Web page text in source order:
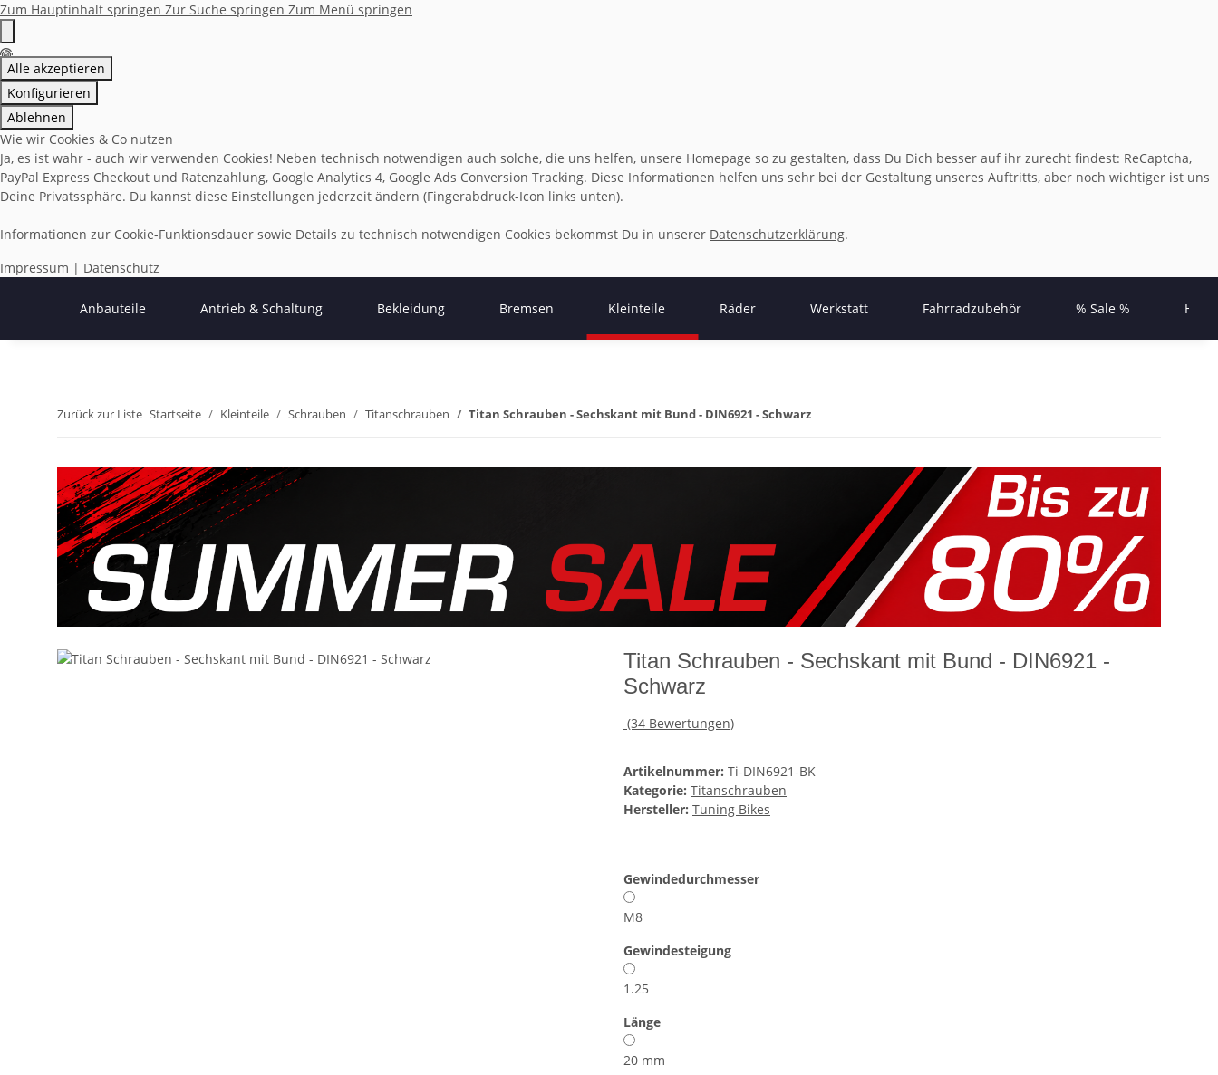
Zum Hauptinhalt springen Zur Suche springen Zum Menü springen
Alle akzeptieren
Konfigurieren
Ablehnen
Wie wir Cookies & Co nutzen
Ja, es ist wahr - auch wir verwenden Cookies! Neben technisch notwendigen auch solche, die uns helfen, unsere Homepage so zu gestalten, dass Du Dich besser auf ihr zurecht findest: ReCaptcha,
PayPal Express Checkout und Ratenzahlung, Google Analytics 4, Google Ads Conversion Tracking. Diese Informationen helfen uns sehr bei der Gestaltung unseres Auftritts, aber noch wichtiger ist uns
Deine Privatssphäre. Du kannst diese Einstellungen jederzeit ändern (Fingerabdruck-Icon links unten).
Informationen zur Cookie-Funktionsdauer sowie Details zu technisch notwendigen Cookies bekommst Du in unserer Datenschutzerklärung.
Impressum | Datenschutz
Anbauteile Antrieb & Schaltung Bekleidung Bremsen Kleinteile Räder Werkstatt Fahrradzubehör % Sale %
Zurück zur Liste Startseite Kleinteile Schrauben Titanschrauben Titan Schrauben - Sechskant mit Bund - DIN6921 - Schwarz
Titan Schrauben - Sechskant mit Bund - DIN6921 -
Schwarz
(34 Bewertungen)
Artikelnummer: Ti-DIN6921-BK
Kategorie: Titanschrauben
Hersteller: Tuning Bikes
Gewindedurchmesser
M8
Gewindesteigung
1.25
Länge
20 mm